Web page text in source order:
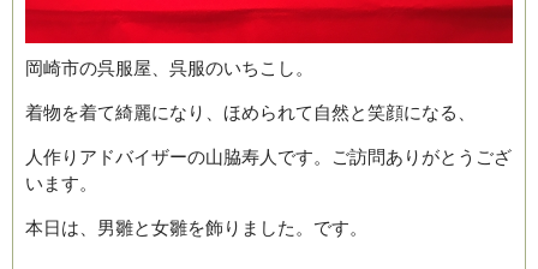
ブログ
岡崎市の呉服屋、呉服のいちこし。
着物を着て綺麗になり、ほめられて自然と笑顔になる、
人作りアドバイザーの山脇寿人です。ご訪問ありがとうござ
います。
本日は、男雛と女雛を飾りました。です。